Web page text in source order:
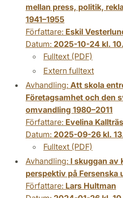
mellan press, politik,
1941–1955
Författare: Eskil
Datum: 2025-10-24 kl.
Fulltext (PDF)
Extern fulltext
Avhandling: Att skola
Företagsamhet och den
omvandling 1980–2011
Författare: Evelina
Datum: 2025-09-26 kl.
Fulltext (PDF)
Avhandling: I skuggan av
perspektiv på Fersenska
Författare: Lars Hultman